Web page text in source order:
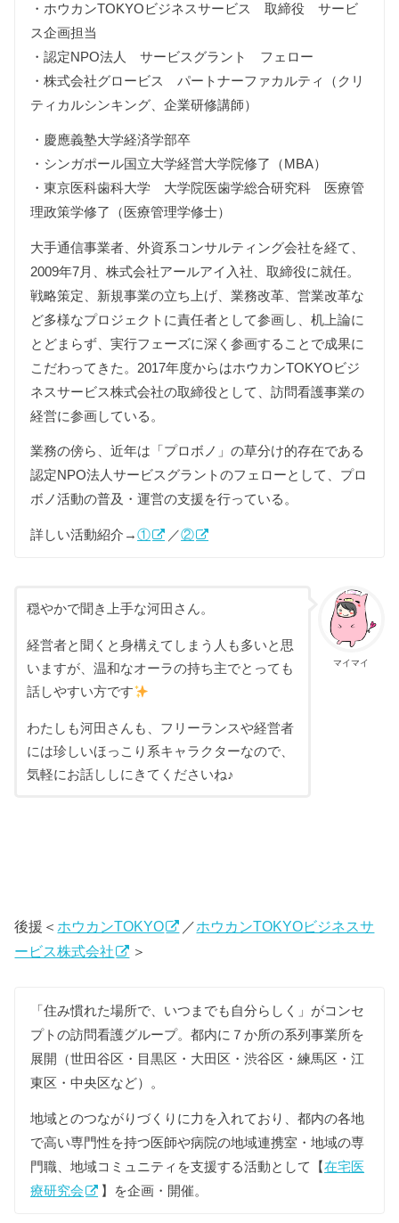
・ホウカンTOKYOビジネスサービス 取締役 サービ
ス企画担当
・認定NPO法人 サービスグラント フェロー
・株式会社グロービス パートナーファカルティ（クリ
ティカルシンキング、企業研修講師）
・慶應義塾大学経済学部卒
・シンガポール国立大学経営大学院修了（MBA）
・東京医科歯科大学 大学院医歯学総合研究科 医療管
理政策学修了（医療管理学修士）
大手通信事業者、外資系コンサルティング会社を経て、
2009年7月、株式会社アールアイ入社、取締役に就任。
戦略策定、新規事業の立ち上げ、業務改革、営業改革な
ど多様なプロジェクトに責任者として参画し、机上論に
とどまらず、実行フェーズに深く参画することで成果に
こだわってきた。2017年度からはホウカンTOKYOビジ
ネスサービス株式会社の取締役として、訪問看護事業の
経営に参画している。
業務の傍ら、近年は「プロボノ」の草分け的存在である
認定NPO法人サービスグラントのフェローとして、プロ
ボノ活動の普及・運営の支援を行っている。
詳しい活動紹介→① ／②
マイマイ
穏やかで聞き上手な河田さん。
経営者と聞くと身構えてしまう人も多いと思
いますが、温和なオーラの持ち主でとっても
話しやすい方です
わたしも河田さんも、フリーランスや経営者
には珍しいほっこり系キャラクターなので、
気軽にお話ししにきてくださいね♪
後援＜ ホウカンTOKYO ／ホウカンTOKYOビジネスサ
ービス株式会社
＞
「住み慣れた場所で、いつまでも自分らしく」がコンセ
プトの訪問看護グループ。都内に７か所の系列事業所を
展開（世田谷区・目黒区・大田区・渋谷区・練馬区・江
東区・中央区など）。
地域とのつながりづくりに力を入れており、都内の各地
で高い専門性を持つ医師や病院の地域連携室・地域の専
門職、地域コミュニティを支援する活動として【在宅医
療研究会
】を企画・開催。